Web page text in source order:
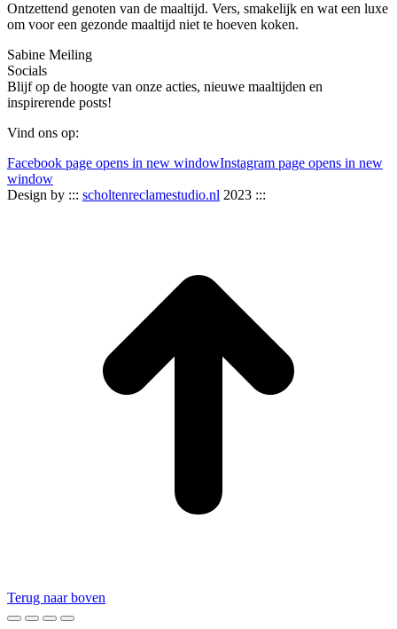
Ontzettend genoten van de maaltijd. Vers, smakelijk en wat een luxe
om voor een gezonde maaltijd niet te hoeven koken.
Sabine Meiling
Socials
Blijf op de hoogte van onze acties, nieuwe maaltijden en
inspirerende posts!
Vind ons op:
Facebook page opens in new windowInstagram page opens in new
window
Design by ::: scholtenreclamestudio.nl 2023 :::
Terug naar boven